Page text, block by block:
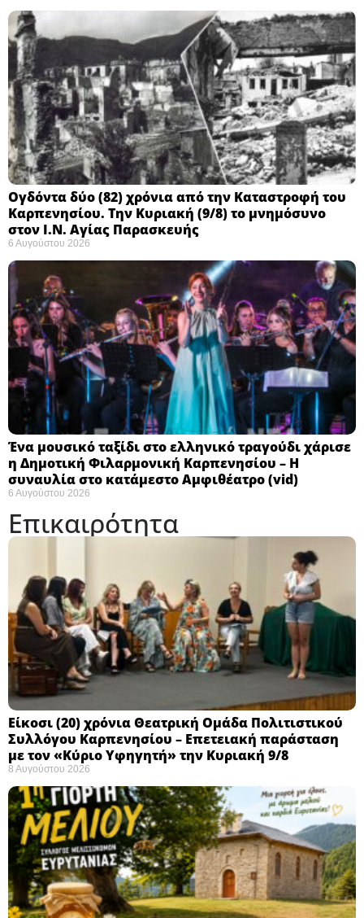
Ογδόντα δύο (82) χρόνια από την Καταστροφή του
Καρπενησίου. Την Κυριακή (9/8) το μνημόσυνο
στον Ι.Ν. Αγίας Παρασκευής
6 Αυγούστου 2026
Ένα μουσικό ταξίδι στο ελληνικό τραγούδι χάρισε
η Δημοτική Φιλαρμονική Καρπενησίου – Η
συναυλία στο κατάμεστο Αμφιθέατρο (vid)
6 Αυγούστου 2026
Επικαιρότητα
Eίκοσι (20) χρόνια Θεατρική Ομάδα Πολιτιστικού
Συλλόγου Καρπενησίου – Επετειακή παράσταση
με τον «Κύριο Υφηγητή» την Κυριακή 9/8
8 Αυγούστου 2026